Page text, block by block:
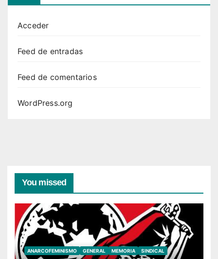
Acceder
Feed de entradas
Feed de comentarios
WordPress.org
You missed
ANARCOFEMINISMO GENERAL MEMORIA SINDICAL